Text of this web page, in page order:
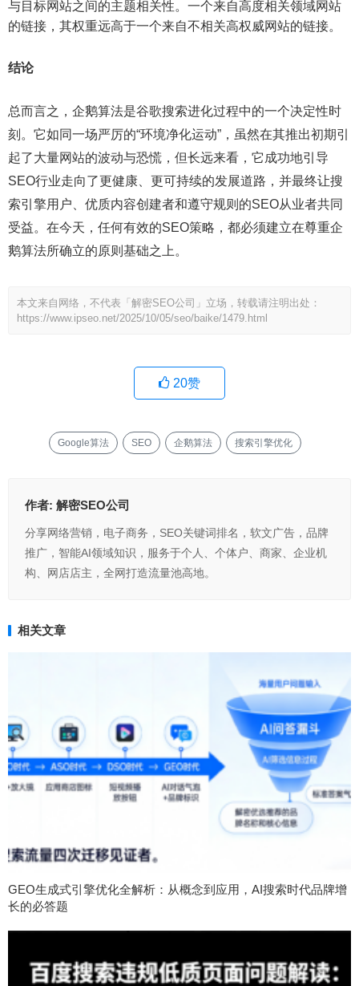
与目标网站之间的主题相关性。一个来自高度相关领域网站
的链接，其权重远高于一个来自不相关高权威网站的链接。
结论
总而言之，企鹅算法是谷歌搜索进化过程中的一个决定性时
刻。它如同一场严厉的“环境净化运动”，虽然在其推出初期引
起了大量网站的波动与恐慌，但长远来看，它成功地引导
SEO行业走向了更健康、更可持续的发展道路，并最终让搜
索引擎用户、优质内容创建者和遵守规则的SEO从业者共同
受益。在今天，任何有效的SEO策略，都必须建立在尊重企
鹅算法所确立的原则基础之上。
本文来自网络，不代表「解密SEO公司」立场，转载请注明出处：
https://www.ipseo.net/2025/10/05/seo/baike/1479.html
20赞
Google算法 SEO 企鹅算法 搜索引擎优化
作者: 解密SEO公司
分享网络营销，电子商务，SEO关键词排名，软文广告，品牌
推广，智能AI领域知识，服务于个人、个体户、商家、企业机
构、网店店主，全网打造流量池高地。
相关文章
GEO生成式引擎优化全解析：从概念到应用，AI搜索时代品牌增
长的必答题